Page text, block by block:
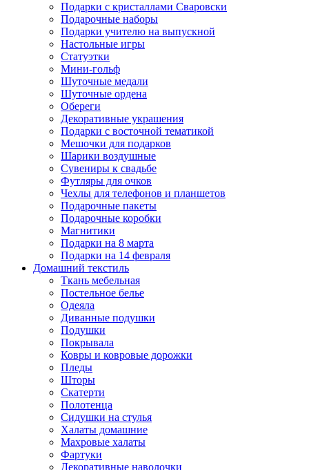
Подарки с кристаллами Сваровски
Подарочные наборы
Подарки учителю на выпускной
Настольные игры
Статуэтки
Мини-гольф
Шуточные медали
Шуточные ордена
Обереги
Декоративные украшения
Подарки с восточной тематикой
Мешочки для подарков
Шарики воздушные
Сувениры к свадьбе
Футляры для очков
Чехлы для телефонов и планшетов
Подарочные пакеты
Подарочные коробки
Магнитики
Подарки на 8 марта
Подарки на 14 февраля
Домашний текстиль
Ткань мебельная
Постельное белье
Одеяла
Диванные подушки
Подушки
Покрывала
Ковры и ковровые дорожки
Пледы
Шторы
Скатерти
Полотенца
Сидушки на стулья
Халаты домашние
Махровые халаты
Фартуки
Декоративные наволочки